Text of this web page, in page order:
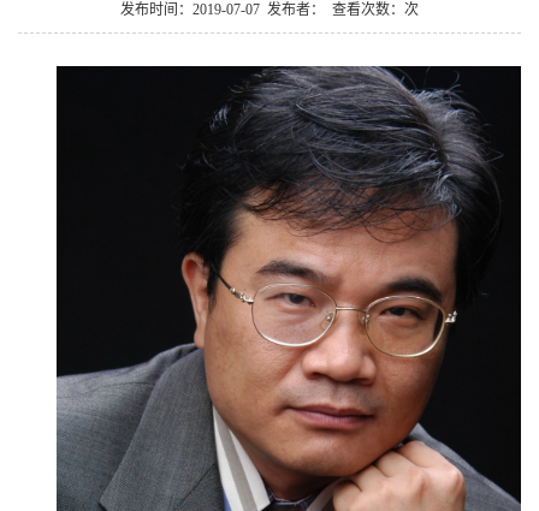
发布时间：2019-07-07 发布者： 查看次数：次